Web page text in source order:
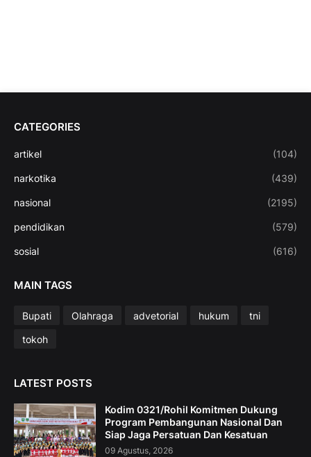
CATEGORIES
artikel (104)
narkotika (439)
nasional (2195)
pendidikan (579)
sosial (616)
MAIN TAGS
Bupati Olahraga advetorial hukum
tni
tokoh
LATEST POSTS
Kodim 0321/Rohil Komitmen Dukung
Program Pembangunan Nasional Dan
Siap Jaga Persatuan Dan Kesatuan
09 Agustus, 2026